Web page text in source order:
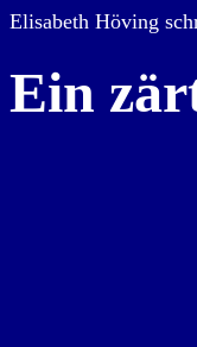
Elisabeth Höving
Ein